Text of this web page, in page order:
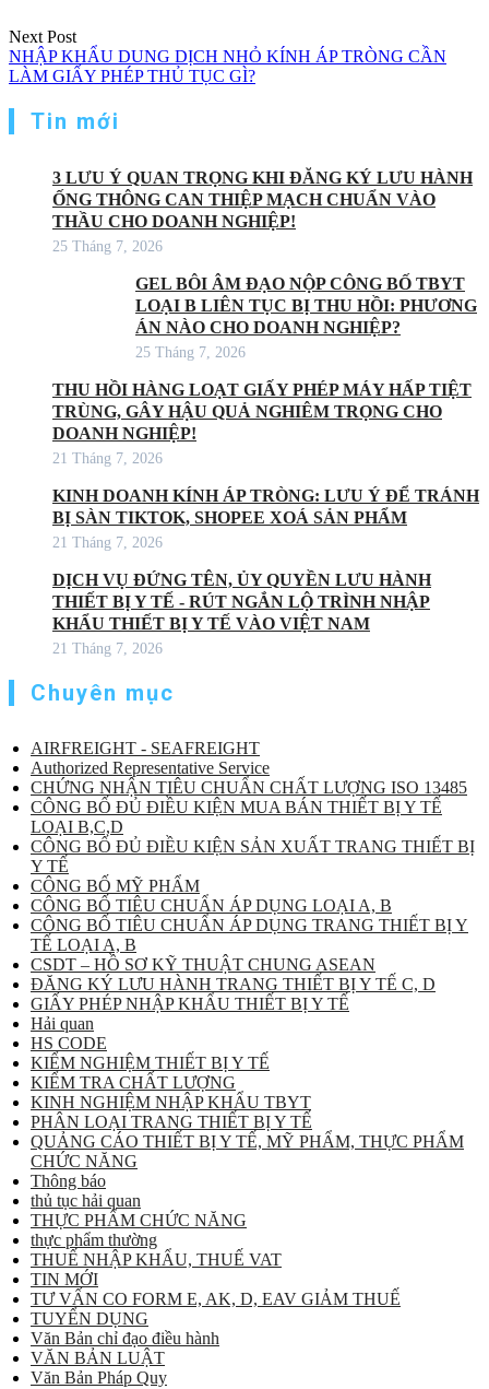
Next Post
NHẬP KHẨU DUNG DỊCH NHỎ KÍNH ÁP TRÒNG CẦN
LÀM GIẤY PHÉP THỦ TỤC GÌ?
Tin mới
3 LƯU Ý QUAN TRỌNG KHI ĐĂNG KÝ LƯU HÀNH
ỐNG THÔNG CAN THIỆP MẠCH CHUẨN VÀO
THẦU CHO DOANH NGHIỆP!
25 Tháng 7, 2026
GEL BÔI ÂM ĐẠO NỘP CÔNG BỐ TBYT
LOẠI B LIÊN TỤC BỊ THU HỒI: PHƯƠNG
ÁN NÀO CHO DOANH NGHIỆP?
25 Tháng 7, 2026
THU HỒI HÀNG LOẠT GIẤY PHÉP MÁY HẤP TIỆT
TRÙNG, GÂY HẬU QUẢ NGHIÊM TRỌNG CHO
DOANH NGHIỆP!
21 Tháng 7, 2026
KINH DOANH KÍNH ÁP TRÒNG: LƯU Ý ĐỂ TRÁNH
BỊ SÀN TIKTOK, SHOPEE XOÁ SẢN PHẨM
21 Tháng 7, 2026
DỊCH VỤ ĐỨNG TÊN, ỦY QUYỀN LƯU HÀNH
THIẾT BỊ Y TẾ - RÚT NGẮN LỘ TRÌNH NHẬP
KHẨU THIẾT BỊ Y TẾ VÀO VIỆT NAM
21 Tháng 7, 2026
Chuyên mục
AIRFREIGHT - SEAFREIGHT
Authorized Representative Service
CHỨNG NHẬN TIÊU CHUẨN CHẤT LƯỢNG ISO 13485
CÔNG BỐ ĐỦ ĐIỀU KIỆN MUA BÁN THIẾT BỊ Y TẾ
LOẠI B,C,D
CÔNG BỐ ĐỦ ĐIỀU KIỆN SẢN XUẤT TRANG THIẾT BỊ
Y TẾ
CÔNG BỐ MỸ PHẨM
CÔNG BỐ TIÊU CHUẨN ÁP DỤNG LOẠI A, B
CÔNG BỐ TIÊU CHUẨN ÁP DỤNG TRANG THIẾT BỊ Y
TẾ LOẠI A, B
CSDT – HỒ SƠ KỸ THUẬT CHUNG ASEAN
ĐĂNG KÝ LƯU HÀNH TRANG THIẾT BỊ Y TẾ C, D
GIẤY PHÉP NHẬP KHẨU THIẾT BỊ Y TẾ
Hải quan
HS CODE
KIỂM NGHIỆM THIẾT BỊ Y TẾ
KIỂM TRA CHẤT LƯỢNG
KINH NGHIỆM NHẬP KHẨU TBYT
PHÂN LOẠI TRANG THIẾT BỊ Y TẾ
QUẢNG CÁO THIẾT BỊ Y TẾ, MỸ PHẨM, THỰC PHẨM
CHỨC NĂNG
Thông báo
thủ tục hải quan
THỰC PHẨM CHỨC NĂNG
thực phẩm thường
THUẾ NHẬP KHẨU, THUẾ VAT
TIN MỚI
TƯ VẤN CO FORM E, AK, D, EAV GIẢM THUẾ
TUYỂN DỤNG
Văn Bản chỉ đạo điều hành
VĂN BẢN LUẬT
Văn Bản Pháp Quy